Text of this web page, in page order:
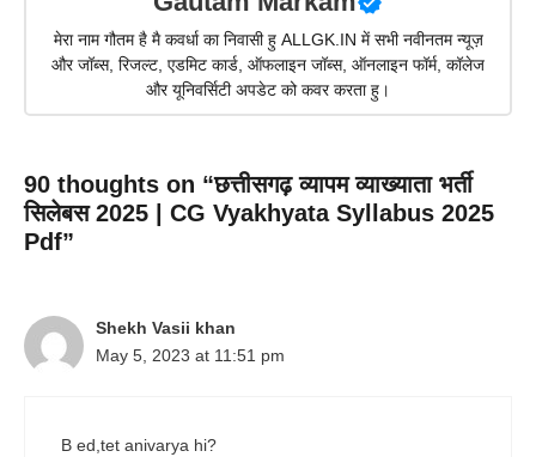
मेरा नाम गौतम है मै कवर्धा का निवासी हु ALLGK.IN में सभी नवीनतम न्यूज़
और जॉब्स, रिजल्ट, एडमिट कार्ड, ऑफलाइन जॉब्स, ऑनलाइन फॉर्म, कॉलेज
और यूनिवर्सिटी अपडेट को कवर करता हु।
90 thoughts on “छत्तीसगढ़ व्यापम व्याख्याता भर्ती
सिलेबस 2025 | CG Vyakhyata Syllabus 2025
Pdf”
Shekh Vasii khan
May 5, 2023 at 11:51 pm
B ed,tet anivarya hi?